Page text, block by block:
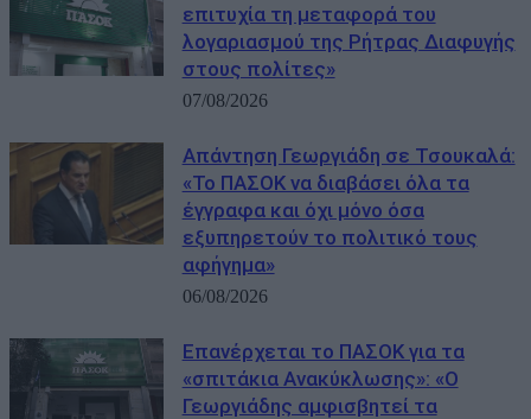
επιτυχία τη μεταφορά του
λογαριασμού της Ρήτρας Διαφυγής
στους πολίτες»
07/08/2026
Απάντηση Γεωργιάδη σε Τσουκαλά:
«Το ΠΑΣΟΚ να διαβάσει όλα τα
έγγραφα και όχι μόνο όσα
εξυπηρετούν το πολιτικό τους
αφήγημα»
06/08/2026
Επανέρχεται το ΠΑΣΟΚ για τα
«σπιτάκια Ανακύκλωσης»: «Ο
Γεωργιάδης αμφισβητεί τα